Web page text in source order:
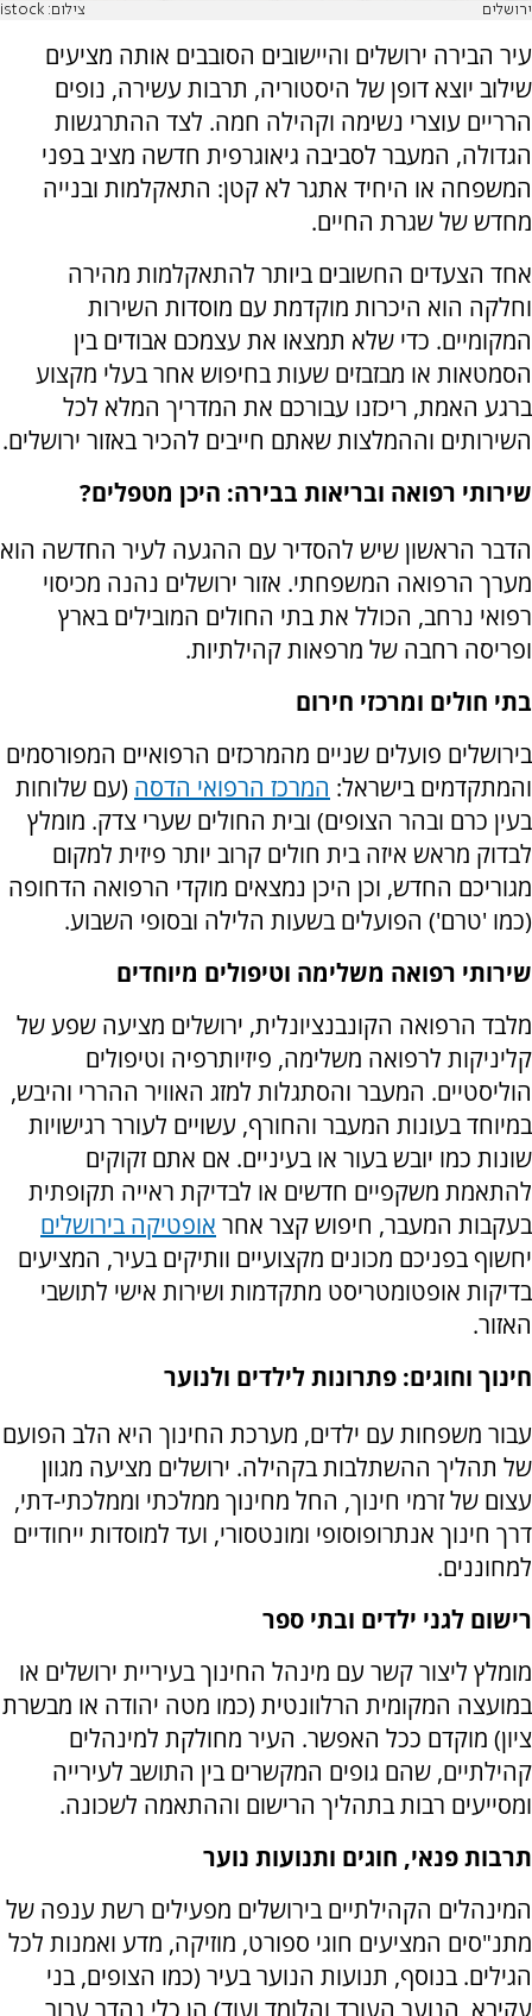
ירושלים צילום: istock
עיר הבירה ירושלים והיישובים הסובבים אותה מציעים
שילוב יוצא דופן של היסטוריה, תרבות עשירה, נופים
הרריים עוצרי נשימה וקהילה חמה. לצד ההתרגשות
הגדולה, המעבר לסביבה גיאוגרפית חדשה מציב בפני
המשפחה או היחיד אתגר לא קטן: התאקלמות ובנייה
מחדש של שגרת החיים.
אחד הצעדים החשובים ביותר להתאקלמות מהירה
וחלקה הוא היכרות מוקדמת עם מוסדות השירות
המקומיים. כדי שלא תמצאו את עצמכם אבודים בין
הסמטאות או מבזבזים שעות בחיפוש אחר בעלי מקצוע
ברגע האמת, ריכזנו עבורכם את המדריך המלא לכל
השירותים וההמלצות שאתם חייבים להכיר באזור ירושלים.
שירותי רפואה ובריאות בבירה: היכן מטפלים?
הדבר הראשון שיש להסדיר עם ההגעה לעיר החדשה הוא
מערך הרפואה המשפחתי. אזור ירושלים נהנה מכיסוי
רפואי נרחב, הכולל את בתי החולים המובילים בארץ
ופריסה רחבה של מרפאות קהילתיות.
בתי חולים ומרכזי חירום
בירושלים פועלים שניים מהמרכזים הרפואיים המפורסמים
והמתקדמים בישראל: המרכז הרפואי הדסה (עם שלוחות
בעין כרם ובהר הצופים) ובית החולים שערי צדק. מומלץ
לבדוק מראש איזה בית חולים קרוב יותר פיזית למקום
מגוריכם החדש, וכן היכן נמצאים מוקדי הרפואה הדחופה
(כמו 'טרם') הפועלים בשעות הלילה ובסופי השבוע.
שירותי רפואה משלימה וטיפולים מיוחדים
מלבד הרפואה הקונבנציונלית, ירושלים מציעה שפע של
קליניקות לרפואה משלימה, פיזיותרפיה וטיפולים
הוליסטיים. המעבר והסתגלות למזג האוויר ההררי והיבש,
במיוחד בעונות המעבר והחורף, עשויים לעורר רגישויות
שונות כמו יובש בעור או בעיניים. אם אתם זקוקים
להתאמת משקפיים חדשים או לבדיקת ראייה תקופתית
בעקבות המעבר, חיפוש קצר אחר אופטיקה בירושלים
יחשוף בפניכם מכונים מקצועיים וותיקים בעיר, המציעים
בדיקות אופטומטריסט מתקדמות ושירות אישי לתושבי
האזור.
חינוך וחוגים: פתרונות לילדים ולנוער
עבור משפחות עם ילדים, מערכת החינוך היא הלב הפועם
של תהליך ההשתלבות בקהילה. ירושלים מציעה מגוון
עצום של זרמי חינוך, החל מחינוך ממלכתי וממלכתי-דתי,
דרך חינוך אנתרופוסופי ומונטסורי, ועד למוסדות ייחודיים
למחוננים.
רישום לגני ילדים ובתי ספר
מומלץ ליצור קשר עם מינהל החינוך בעיריית ירושלים או
במועצה המקומית הרלוונטית (כמו מטה יהודה או מבשרת
ציון) מוקדם ככל האפשר. העיר מחולקת למינהלים
קהילתיים, שהם גופים המקשרים בין התושב לעירייה
ומסייעים רבות בתהליך הרישום וההתאמה לשכונה.
תרבות פנאי, חוגים ותנועות נוער
המינהלים הקהילתיים בירושלים מפעילים רשת ענפה של
מתנ"סים המציעים חוגי ספורט, מוזיקה, מדע ואמנות לכל
הגילים. בנוסף, תנועות הנוער בעיר (כמו הצופים, בני